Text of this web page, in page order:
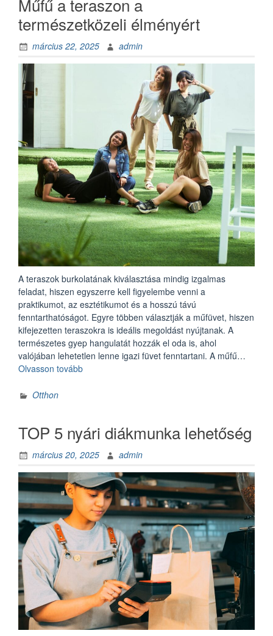
fontos,
hogy
szakembert
válasszunk?”
Műfű a teraszon a
természetközeli élményért
március 22, 2025 admin
A teraszok burkolatának kiválasztása mindig izgalmas
feladat, hiszen egyszerre kell figyelembe venni a
praktikumot, az esztétikumot és a hosszú távú
fenntarthatóságot. Egyre többen választják a műfüvet, hiszen
kifejezetten teraszokra is ideális megoldást nyújtanak. A
természetes gyep hangulatát hozzák el oda is, ahol
valójában lehetetlen lenne igazi füvet fenntartani. A műfű…
Olvasson tovább„Műfű
élményért”
Otthon
TOP 5 nyári diákmunka lehetőség
március 20, 2025 admin